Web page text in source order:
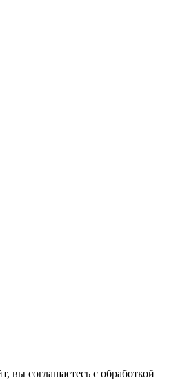
вы соглашаетесь с обработкой